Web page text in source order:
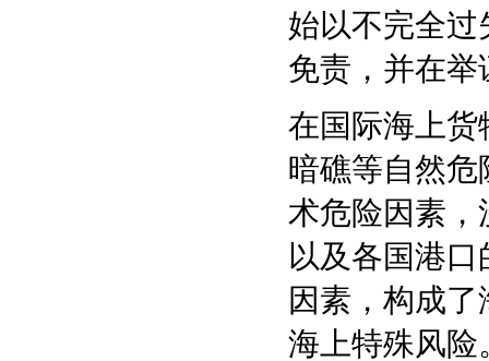
始以不完全
免责，并在
在国际海上货
暗礁等自然
术危险因素，
以及各国港
因素，构成
海上特殊风险